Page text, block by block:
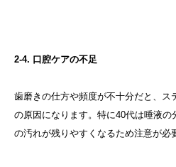
2-4. 口腔ケアの不足
歯磨きの仕方や頻度が不十分だと、ス
の原因になります。特に40代は唾液
の汚れが残りやすくなるため注意が必